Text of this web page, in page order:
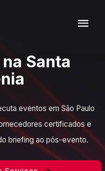
Santa
eventos em São Paulo
certificados e
briefing ao pós-evento.